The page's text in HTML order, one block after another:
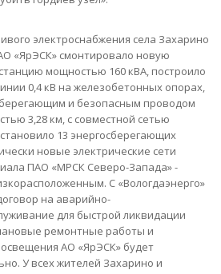
электроснабжения села Захарино
«ЯрЭСК» смонтировало новую
мощностью 160 кВА, построило
0,4 кВ на железобетонных опорах,
и безопасным проводом
3,28 км, с совместной сетью
13 энергосберегающих
новые электрические сети
ПАО «МРСК Северо-Запада» -
С «Вологдаэнерго»
на аварийно-
для быстрой ликвидации
ремонтные работы и
АО «ЯрЭСК» будет
У всех жителей Захарино и